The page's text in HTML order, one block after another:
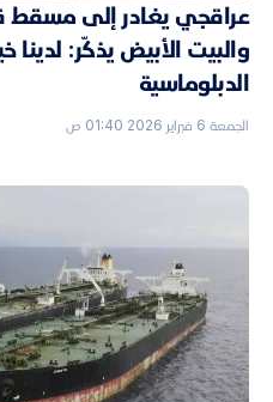
عراقجي يغادر إلى مسقط
والبيت الأبيض يذكّر: لدينا
الدبلوماسية
الجمعة 6 فبراير 2026 01:40 ص